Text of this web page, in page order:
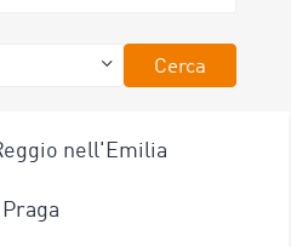
Cerca
nell'Emilia
Praga